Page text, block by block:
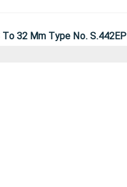
32 Mm Type No. S.442EP